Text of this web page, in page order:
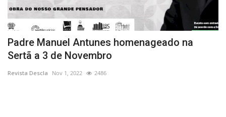
Padre Manuel Antunes homenageado na
Sertã a 3 de Novembro
Revista Descla Nov 1, 2022 2486